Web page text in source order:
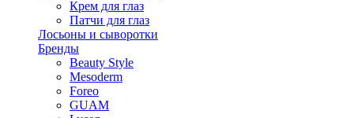
Крем для глаз
Патчи для глаз
Лосьоны и сыворотки
Бренды
Beauty Style
Mesoderm
Foreo
GUAM